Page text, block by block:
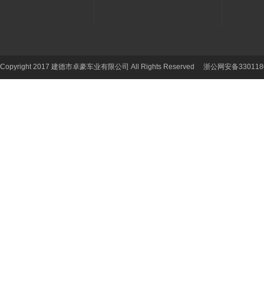
Copyright 2017 建德市卓豪车业有限公司 All Rights Reserved 浙公网安备